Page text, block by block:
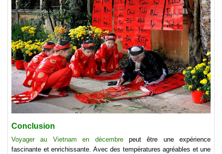
Conclusion
Voyager au Vietnam en décembre peut être une expérience
fascinante et enrichissante. Avec des températures agréables et une